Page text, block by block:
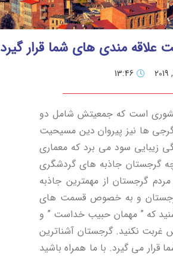
علاقه مندی های شما قرار گیرد
13:46
کشوری است که جمعیتش شامل دو
ها نیز پیروان دین مسیحیت
زیبایی سود می برد که معماری
گرجستان جاذبه های گردشگری
گرجستان از مهمترین جاذبه
و به خصوص قسمت های
که ” مهمان حبیب خداست ” و
نکنید. گرجستان آشناترین
قرار می گیرد. با ما همراه باشید